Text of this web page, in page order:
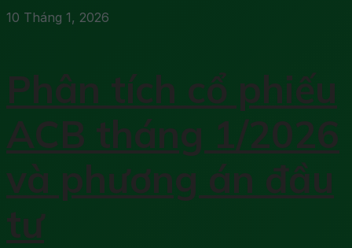
10 Tháng 1, 2026
Phân tích cổ phiếu
ACB tháng 1/2026
và phương án đầu
tư